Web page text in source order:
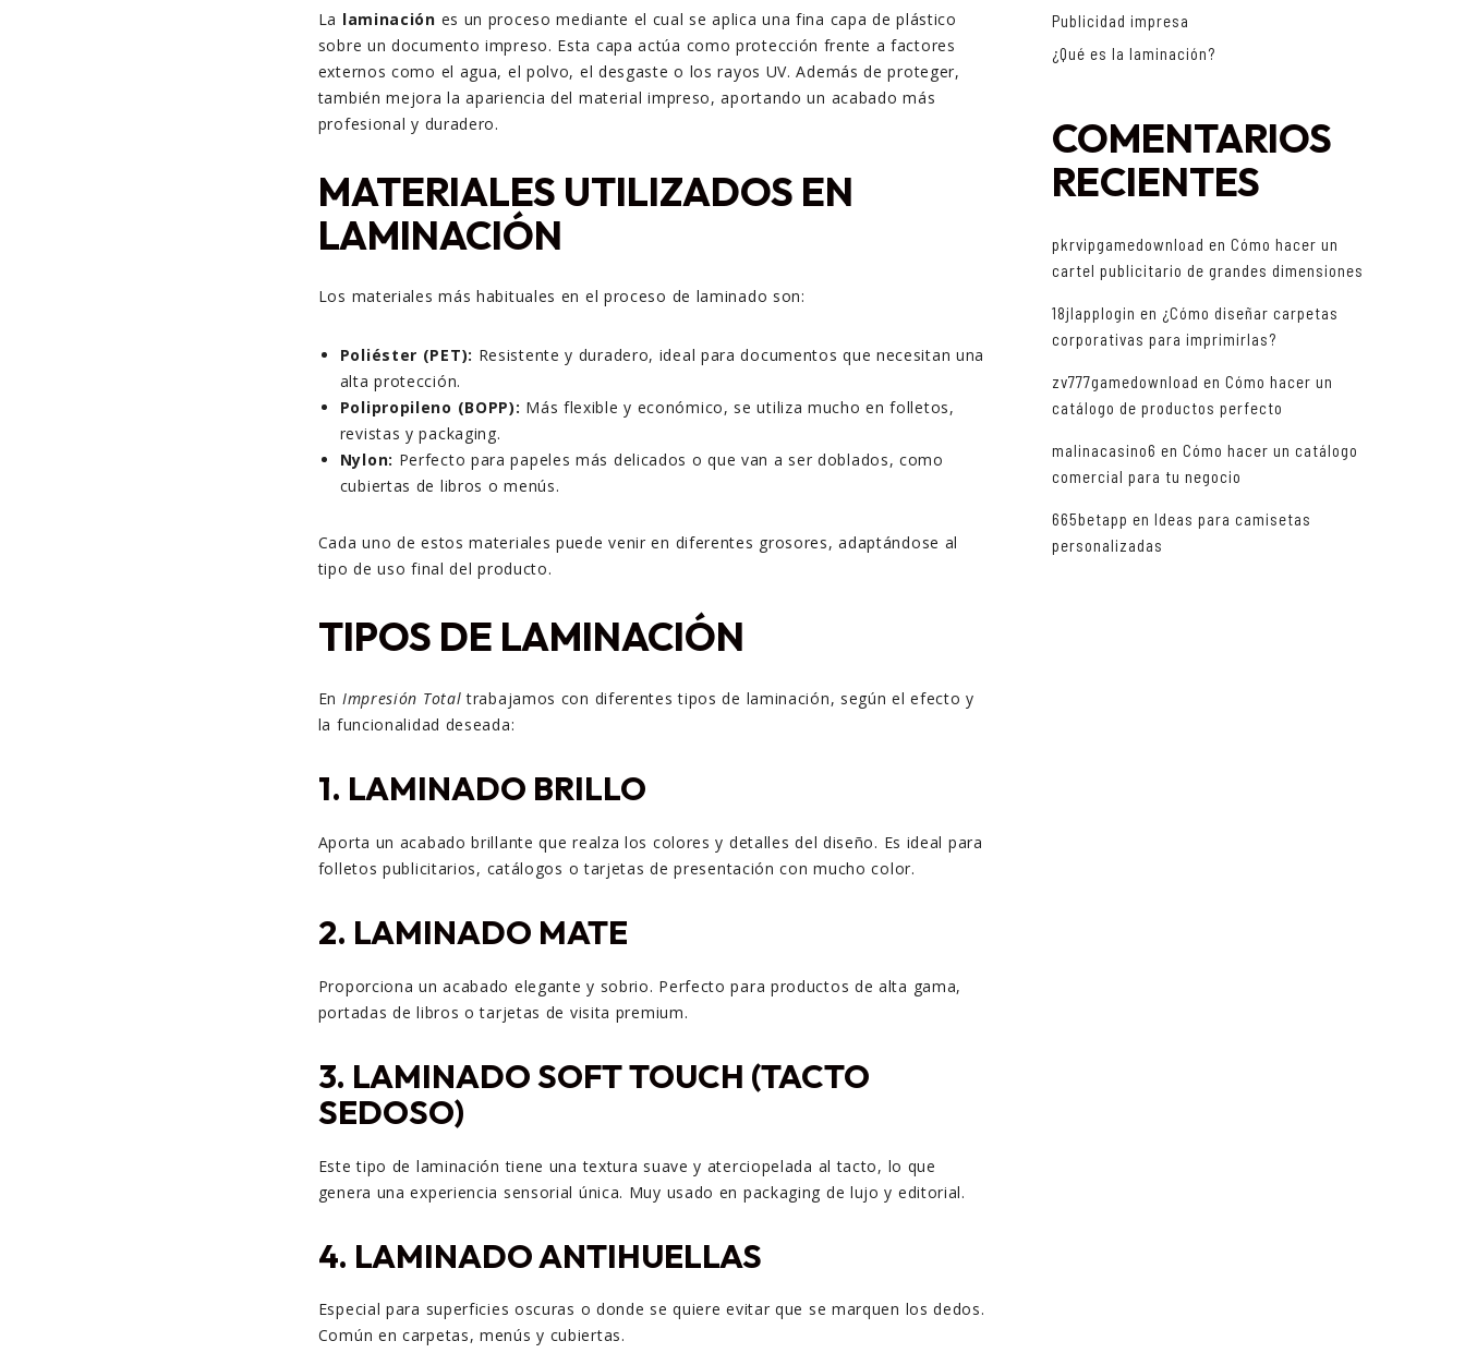
La laminación es un proceso mediante el cual se aplica una fina capa de plástico
sobre un documento impreso. Esta capa actúa como protección frente a factores
externos como el agua, el polvo, el desgaste o los rayos UV. Además de proteger,
también mejora la apariencia del material impreso, aportando un acabado más
profesional y duradero.
MATERIALES UTILIZADOS EN
LAMINACIÓN
Los materiales más habituales en el proceso de laminado son:
Poliéster (PET): Resistente y duradero, ideal para documentos que necesitan una
alta protección.
Polipropileno (BOPP): Más flexible y económico, se utiliza mucho en folletos,
revistas y packaging.
Nylon: Perfecto para papeles más delicados o que van a ser doblados, como
cubiertas de libros o menús.
Cada uno de estos materiales puede venir en diferentes grosores, adaptándose al
tipo de uso final del producto.
TIPOS DE LAMINACIÓN
En Impresión Totaltrabajamos con diferentes tipos de laminación, según el efecto y
la funcionalidad deseada:
1. LAMINADO BRILLO
Aporta un acabado brillante que realza los colores y detalles del diseño. Es ideal para
folletos publicitarios, catálogos o tarjetas de presentación con mucho color.
2. LAMINADO MATE
Proporciona un acabado elegante y sobrio. Perfecto para productos de alta gama,
portadas de libros o tarjetas de visita premium.
3. LAMINADO SOFT TOUCH (TACTO
SEDOSO)
Este tipo de laminación tiene una textura suave y aterciopelada al tacto, lo que
genera una experiencia sensorial única. Muy usado en packaging de lujo y editorial.
4. LAMINADO ANTIHUELLAS
Especial para superficies oscuras o donde se quiere evitar que se marquen los dedos.
Común en carpetas, menús y cubiertas.
Publicidad impresa
¿Qué es la laminación?
COMENTARIOS
RECIENTES
pkrvipgamedownload en Cómo hacer un
cartel publicitario de grandes dimensiones
18jlapplogin en ¿Cómo diseñar carpetas
corporativas para imprimirlas?
zv777gamedownload en Cómo hacer un
catálogo de productos perfecto
malinacasino6 en Cómo hacer un catálogo
comercial para tu negocio
665betapp en Ideas para camisetas
personalizadas